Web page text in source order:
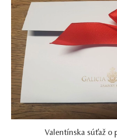
Valentínska súťaž o